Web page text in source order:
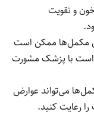
و تقویت
مکمل‌ها ممکن است
است با پزشک مشورت
می‌تواند عوارض
رعایت کنید.